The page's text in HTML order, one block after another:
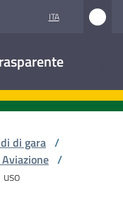
ITA
di gara /
/